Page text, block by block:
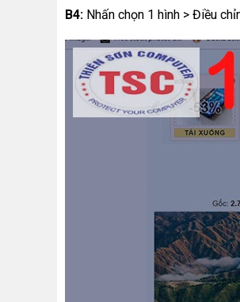
B4: Nhấn chọn 1 hình > Điều